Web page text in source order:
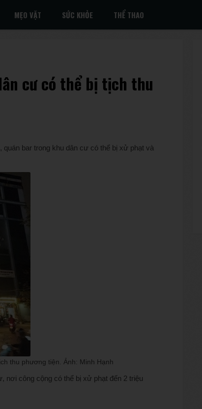
MẸO VẶT SỨC KHỎE THỂ THAO
cư có thể bị tịch thu
quán bar trong khu dân cư có thể bị xử phạt và
thu phương tiện. Ảnh: Minh Hạnh
nơi công cộng có thể bị xử phạt đến 2 triệu